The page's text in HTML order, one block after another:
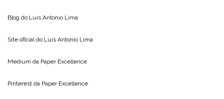
Blog do Luis Antonio Lima
Site oficial do Luis Antonio Lima
Medium da Paper Excellence
Pinterest da Paper Excellence